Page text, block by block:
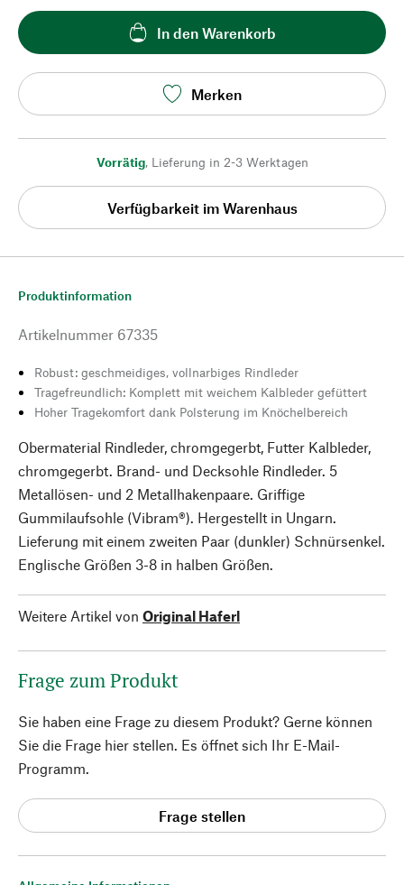
In den Warenkorb
Merken
Vorrätig, Lieferung in 2-3 Werktagen
Verfügbarkeit im Warenhaus
Produktinformation
Artikelnummer 67335
Robust: geschmeidiges, vollnarbiges Rindleder
Tragefreundlich: Komplett mit weichem Kalbleder gefüttert
Hoher Tragekomfort dank Polsterung im Knöchelbereich
Obermaterial Rindleder, chromgegerbt, Futter Kalbleder,
chromgegerbt. Brand- und Decksohle Rindleder. 5
Metallösen- und 2 Metallhakenpaare. Griffige
Gummilaufsohle (Vibram®). Hergestellt in Ungarn.
Lieferung mit einem zweiten Paar (dunkler) Schnürsenkel.
Englische Größen 3-8 in halben Größen.
Weitere Artikel von Original Haferl
Frage zum Produkt
Sie haben eine Frage zu diesem Produkt? Gerne können
Sie die Frage hier stellen. Es öffnet sich Ihr E-Mail-
Programm.
Frage stellen